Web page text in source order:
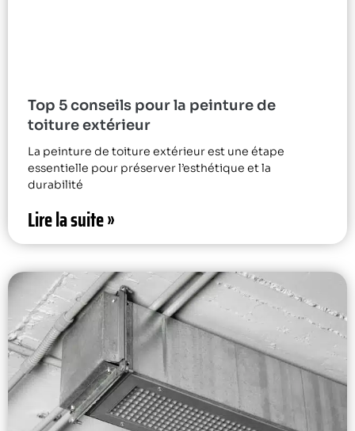
Top 5 conseils pour la peinture de
toiture extérieur
La peinture de toiture extérieur est une étape
essentielle pour préserver l’esthétique et la
durabilité
Lire la suite »